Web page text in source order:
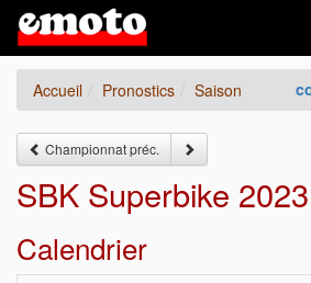
Accueil Pronostics Saison
Championnat préc.
SBK Superbike 2023
Calendrier